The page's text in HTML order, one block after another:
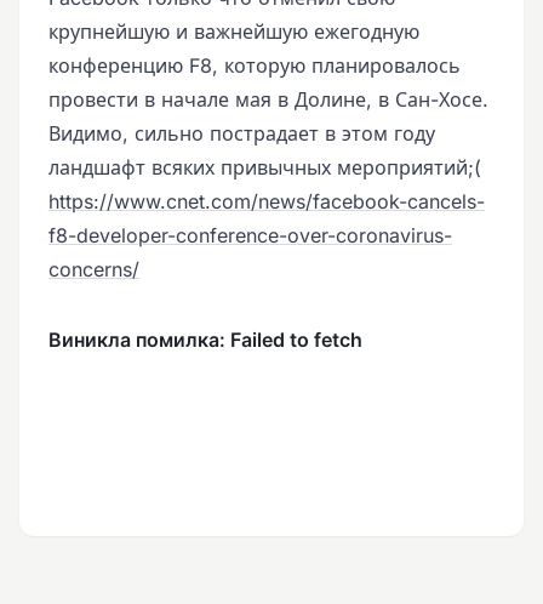
крупнейшую и важнейшую ежегодную
конференцию F8, которую планировалось
провести в начале мая в Долине, в Сан-Хосе.
Видимо, сильно пострадает в этом году
ландшафт всяких привычных мероприятий;(
https://www.cnet.com/news/facebook-cancels-
f8-developer-conference-over-coronavirus-
concerns/